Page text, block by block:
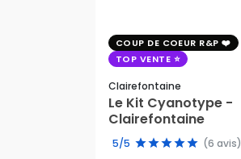
COUP DE COEUR R&P
TOP VENTE
Clairefontaine
Le Kit Cyanotype -
Clairefontaine
5/5 (6 avis)